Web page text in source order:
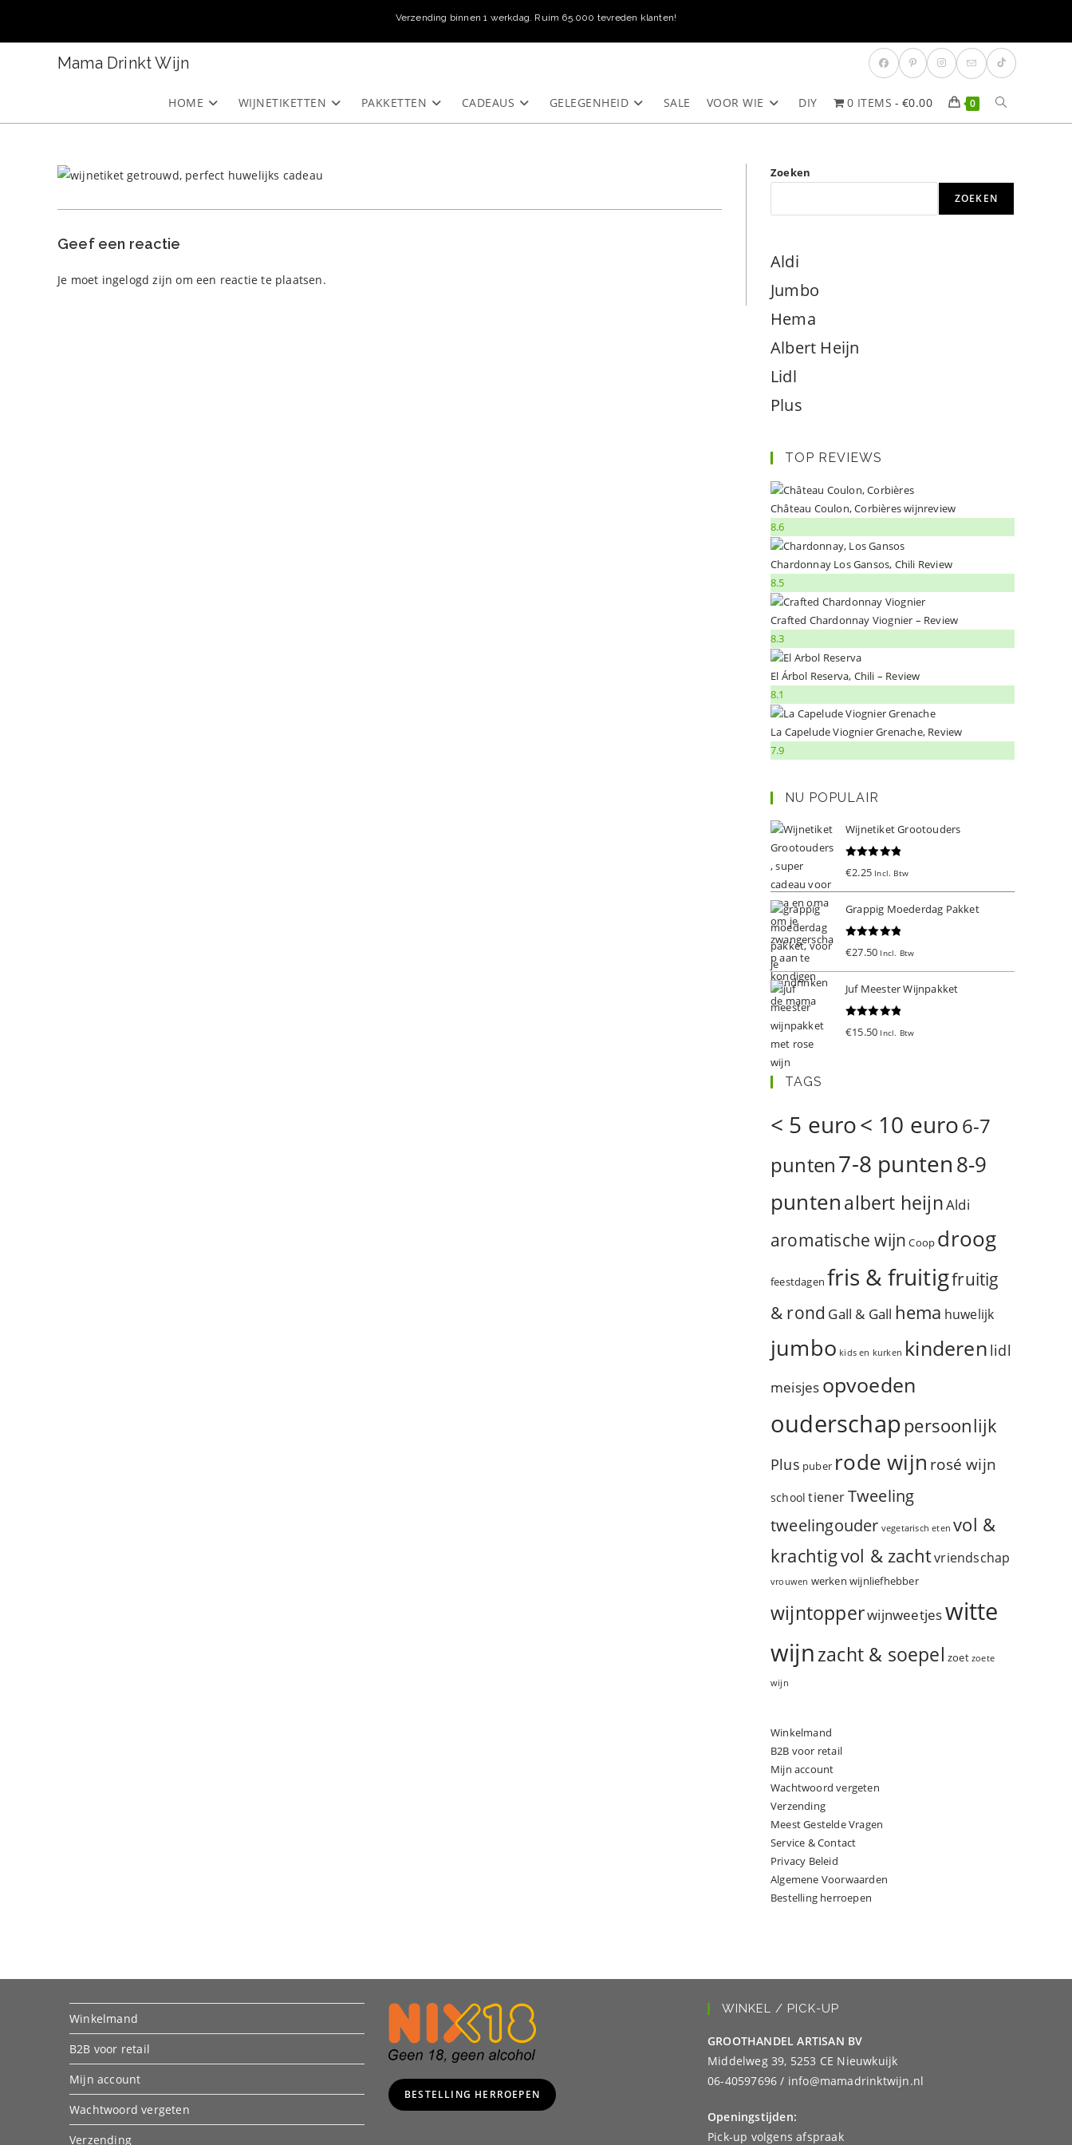
Verzending binnen 1 werkdag. Ruim 65.000 tevreden klanten!
Mama Drinkt Wijn
HOME WIJNETIKETTEN PAKKETTEN CADEAUS GELEGENHEID SALE VOOR WIE DIY 0 ITEMS €0.00 0 TOGGLE
ZOEKEN
Geef een reactie
Je moet ingelogd zijn om een reactie te plaatsen.
Zoeken
ZOEKEN
Aldi
Jumbo
Hema
Albert Heijn
Lidl
Plus
TOP REVIEWS
Château Coulon, Corbières wijnreview
8.6
Chardonnay Los Gansos, Chili Review
8.5
Crafted Chardonnay Viognier – Review
8.3
El Árbol Reserva, Chili – Review
8.1
La Capelude Viognier Grenache, Review
7.9
NU POPULAIR
Wijnetiket Grootouders
€2.25 Incl. Btw
Grappig Moederdag Pakket
€27.50 Incl. Btw
Juf Meester Wijnpakket
€15.50 Incl. Btw
TAGS
< 5 euro< 10 euro6-7
punten7-8 punten8-9
puntenalbert heijnAldi
aromatische wijn Coop droog
feestdagen fris & fruitigfruitig
& rond Gall & Gall hema huwelijk
jumbo kids en kurken kinderen lidl
meisjes opvoeden
ouderschappersoonlijk
Plus puber rode wijn rosé wijn
school tienerTweeling
tweelingouder vegetarisch eten vol &
krachtigvol & zachtvriendschap
vrouwen werken wijnliefhebber
wijntopperwijnweetjeswitte
wijnzacht & soepel zoet zoete
wijn
Winkelmand
B2B voor retail
Mijn account
Wachtwoord vergeten
Verzending
Meest Gestelde Vragen
Service & Contact
Privacy Beleid
Algemene Voorwaarden
Bestelling herroepen
Winkelmand
B2B voor retail
Mijn account
Wachtwoord vergeten
Verzending
BESTELLING HERROEPEN
WINKEL / PICK-UP
GROOTHANDEL ARTISAN BV
Middelweg 39, 5253 CE Nieuwkuijk
06-40597696 / info@mamadrinktwijn.nl
Openingstijden:
Pick-up volgens afspraak